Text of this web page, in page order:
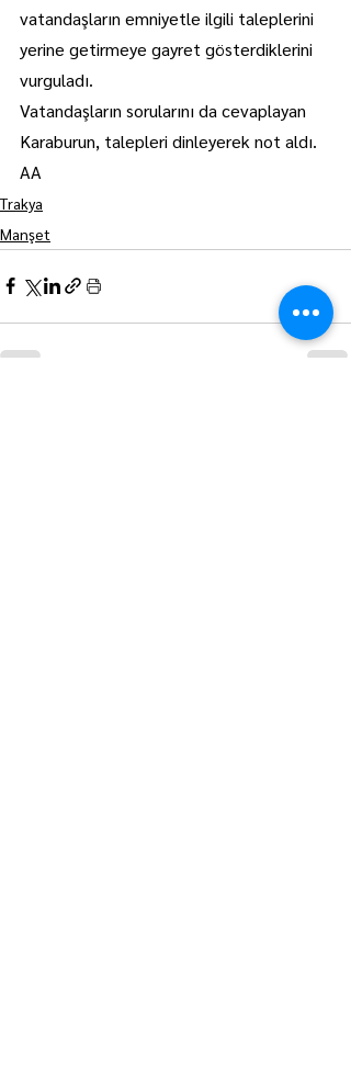
vatandaşların emniyetle ilgili taleplerini
yerine getirmeye gayret gösterdiklerini
vurguladı.
Vatandaşların sorularını da cevaplayan
Karaburun, talepleri dinleyerek not aldı.
AA
Trakya
Manşet